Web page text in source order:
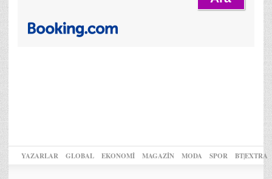
YAZARLAR GLOBAL EKONOMİ MAGAZİN MODA SPOR BT|EXTRA